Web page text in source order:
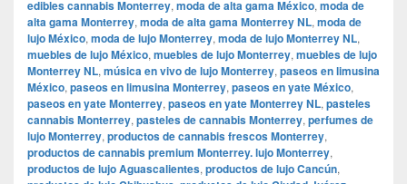
edibles cannabis Monterrey, moda de alta gama México, moda de
alta gama Monterrey, moda de alta gama Monterrey NL, moda de
lujo México, moda de lujo Monterrey, moda de lujo Monterrey NL,
muebles de lujo México, muebles de lujo Monterrey, muebles de lujo
Monterrey NL, música en vivo de lujo Monterrey, paseos en limusina
México, paseos en limusina Monterrey, paseos en yate México,
paseos en yate Monterrey, paseos en yate Monterrey NL, pasteles
cannabis Monterrey, pasteles de cannabis Monterrey, perfumes de
lujo Monterrey, productos de cannabis frescos Monterrey,
productos de cannabis premium Monterrey. lujo Monterrey,
productos de lujo Aguascalientes, productos de lujo Cancún,